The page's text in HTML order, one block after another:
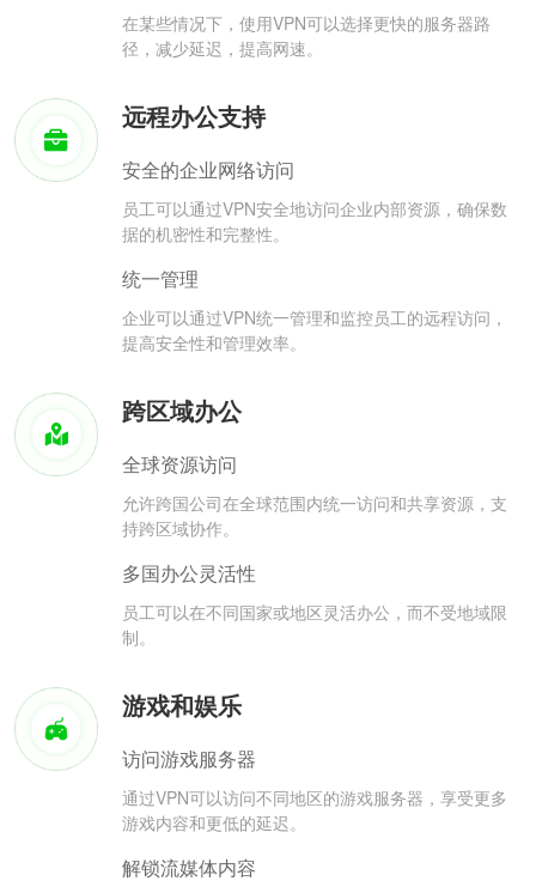
在某些情况下，使用VPN可以选择更快的服务器路
径，减少延迟，提高网速。
远程办公支持
安全的企业网络访问
员工可以通过VPN安全地访问企业内部资源，确保数
据的机密性和完整性。
统一管理
企业可以通过VPN统一管理和监控员工的远程访问，
提高安全性和管理效率。
跨区域办公
全球资源访问
允许跨国公司在全球范围内统一访问和共享资源，支
持跨区域协作。
多国办公灵活性
员工可以在不同国家或地区灵活办公，而不受地域限
制。
游戏和娱乐
访问游戏服务器
通过VPN可以访问不同地区的游戏服务器，享受更多
游戏内容和更低的延迟。
解锁流媒体内容